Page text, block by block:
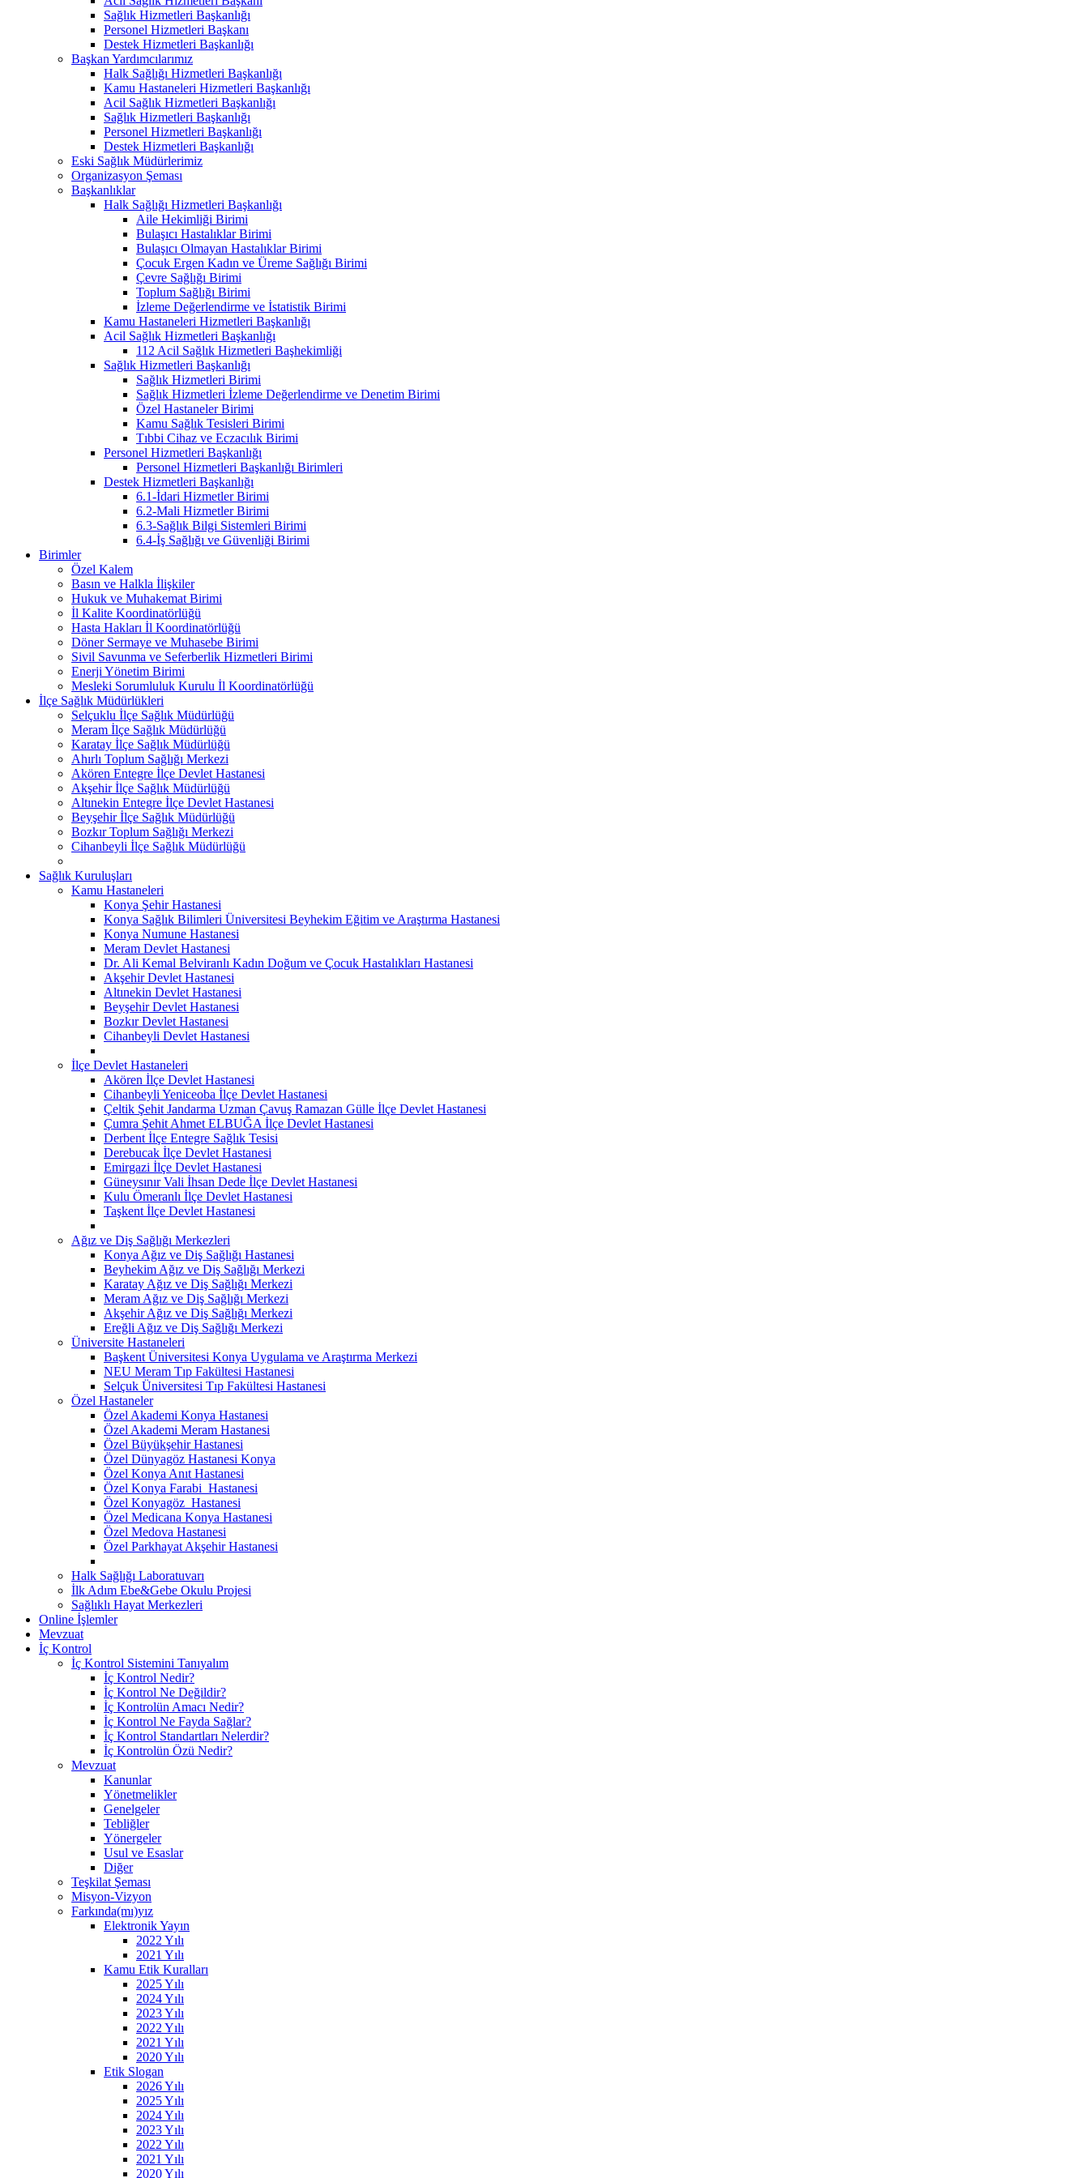
Sağlık Hizmetleri Başkanlığı
Personel Hizmetleri Başkanı
Destek Hizmetleri Başkanlığı
Başkan Yardımcılarımız
Halk Sağlığı Hizmetleri Başkanlığı
Kamu Hastaneleri Hizmetleri Başkanlığı
Acil Sağlık Hizmetleri Başkanlığı
Sağlık Hizmetleri Başkanlığı
Personel Hizmetleri Başkanlığı
Destek Hizmetleri Başkanlığı
Eski Sağlık Müdürlerimiz
Organizasyon Şeması
Başkanlıklar
Halk Sağlığı Hizmetleri Başkanlığı
Aile Hekimliği Birimi
Bulaşıcı Hastalıklar Birimi
Bulaşıcı Olmayan Hastalıklar Birimi
Çocuk Ergen Kadın ve Üreme Sağlığı Birimi
Çevre Sağlığı Birimi
Toplum Sağlığı Birimi
İzleme Değerlendirme ve İstatistik Birimi
Kamu Hastaneleri Hizmetleri Başkanlığı
Acil Sağlık Hizmetleri Başkanlığı
112 Acil Sağlık Hizmetleri Başhekimliği
Sağlık Hizmetleri Başkanlığı
Sağlık Hizmetleri Birimi
Sağlık Hizmetleri İzleme Değerlendirme ve Denetim Birimi
Özel Hastaneler Birimi
Kamu Sağlık Tesisleri Birimi
Tıbbi Cihaz ve Eczacılık Birimi
Personel Hizmetleri Başkanlığı
Personel Hizmetleri Başkanlığı Birimleri
Destek Hizmetleri Başkanlığı
6.1-İdari Hizmetler Birimi
6.2-Mali Hizmetler Birimi
6.3-Sağlık Bilgi Sistemleri Birimi
6.4-İş Sağlığı ve Güvenliği Birimi
Birimler
Özel Kalem
Basın ve Halkla İlişkiler
Hukuk ve Muhakemat Birimi
İl Kalite Koordinatörlüğü
Hasta Hakları İl Koordinatörlüğü
Döner Sermaye ve Muhasebe Birimi
Sivil Savunma ve Seferberlik Hizmetleri Birimi
Enerji Yönetim Birimi
Mesleki Sorumluluk Kurulu İl Koordinatörlüğü
İlçe Sağlık Müdürlükleri
Selçuklu İlçe Sağlık Müdürlüğü
Meram İlçe Sağlık Müdürlüğü
Karatay İlçe Sağlık Müdürlüğü
Ahırlı Toplum Sağlığı Merkezi
Akören Entegre İlçe Devlet Hastanesi
Akşehir İlçe Sağlık Müdürlüğü
Altınekin Entegre İlçe Devlet Hastanesi
Beyşehir İlçe Sağlık Müdürlüğü
Bozkır Toplum Sağlığı Merkezi
Cihanbeyli İlçe Sağlık Müdürlüğü
Sağlık Kuruluşları
Kamu Hastaneleri
Konya Şehir Hastanesi
Konya Sağlık Bilimleri Üniversitesi Beyhekim Eğitim ve Araştırma Hastanesi
Konya Numune Hastanesi
Meram Devlet Hastanesi
Dr. Ali Kemal Belviranlı Kadın Doğum ve Çocuk Hastalıkları Hastanesi
Akşehir Devlet Hastanesi
Altınekin Devlet Hastanesi
Beyşehir Devlet Hastanesi
Bozkır Devlet Hastanesi
Cihanbeyli Devlet Hastanesi
İlçe Devlet Hastaneleri
Akören İlçe Devlet Hastanesi
Cihanbeyli Yeniceoba İlçe Devlet Hastanesi
Çeltik Şehit Jandarma Uzman Çavuş Ramazan Gülle İlçe Devlet Hastanesi
Çumra Şehit Ahmet ELBUĞA İlçe Devlet Hastanesi
Derbent İlçe Entegre Sağlık Tesisi
Derebucak İlçe Devlet Hastanesi
Emirgazi İlçe Devlet Hastanesi
Güneysınır Vali İhsan Dede İlçe Devlet Hastanesi
Kulu Ömeranlı İlçe Devlet Hastanesi
Taşkent İlçe Devlet Hastanesi
Ağız ve Diş Sağlığı Merkezleri
Konya Ağız ve Diş Sağlığı Hastanesi
Beyhekim Ağız ve Diş Sağlığı Merkezi
Karatay Ağız ve Diş Sağlığı Merkezi
Meram Ağız ve Diş Sağlığı Merkezi
Akşehir Ağız ve Diş Sağlığı Merkezi
Ereğli Ağız ve Diş Sağlığı Merkezi
Üniversite Hastaneleri
Başkent Üniversitesi Konya Uygulama ve Araştırma Merkezi
NEU Meram Tıp Fakültesi Hastanesi
Selçuk Üniversitesi Tıp Fakültesi Hastanesi
Özel Hastaneler
Özel Akademi Konya Hastanesi
Özel Akademi Meram Hastanesi
Özel Büyükşehir Hastanesi
Özel Dünyagöz Hastanesi Konya
Özel Konya Anıt Hastanesi
Özel Konya Farabi Hastanesi
Özel Konyagöz Hastanesi
Özel Medicana Konya Hastanesi
Özel Medova Hastanesi
Özel Parkhayat Akşehir Hastanesi
Halk Sağlığı Laboratuvarı
İlk Adım Ebe&Gebe Okulu Projesi
Sağlıklı Hayat Merkezleri
Online İşlemler
Mevzuat
İç Kontrol
İç Kontrol Sistemini Tanıyalım
İç Kontrol Nedir?
İç Kontrol Ne Değildir?
İç Kontrolün Amacı Nedir?
İç Kontrol Ne Fayda Sağlar?
İç Kontrol Standartları Nelerdir?
İç Kontrolün Özü Nedir?
Mevzuat
Kanunlar
Yönetmelikler
Genelgeler
Tebliğler
Yönergeler
Usul ve Esaslar
Diğer
Teşkilat Şeması
Misyon-Vizyon
Farkında(mı)yız
Elektronik Yayın
2022 Yılı
2021 Yılı
Kamu Etik Kuralları
2025 Yılı
2024 Yılı
2023 Yılı
2022 Yılı
2021 Yılı
2020 Yılı
Etik Slogan
2026 Yılı
2025 Yılı
2024 Yılı
2023 Yılı
2022 Yılı
2021 Yılı
2020 Yılı